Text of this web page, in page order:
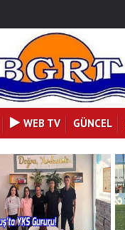
WEB TV GÜNCEL